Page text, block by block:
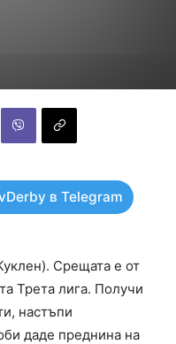
в Telegram
Срещата е от
Трета лига. Получи
настъпи
даде преднина на